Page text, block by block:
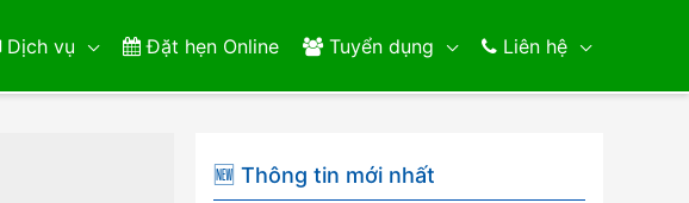
Dịch vụ Đặt hẹn Online Tuyển dụng Liên hệ
🆕 Thông tin mới nhất